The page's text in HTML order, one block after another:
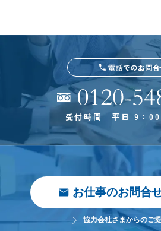
受付時間 平日 9：00
お仕事のお問合
協力会社さまからのご